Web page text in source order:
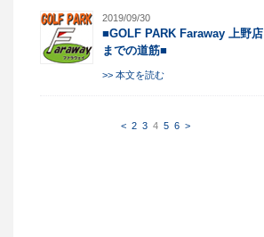
2019/09/30
■GOLF PARK Faraway 上野店
までの道筋■
>> 本文を読む
< 2 3 4 5 6 >